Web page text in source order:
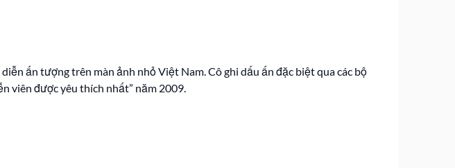
ấn tượng trên màn ảnh nhỏ Việt Nam. Cô ghi dấu ấn đặc biệt qua các bộ
viên được yêu thích nhất” năm 2009.